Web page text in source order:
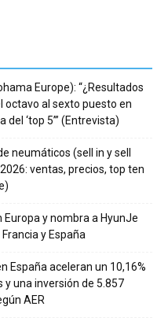
Europe): “¿Resultados
octavo al sexto puesto en
‘top 5’” (Entrevista)
neumáticos (sell in y sell
ventas, precios, top ten
Europa y nombra a HyunJe
y España
España aceleran un 10,16%
y una inversión de 5.857
AER